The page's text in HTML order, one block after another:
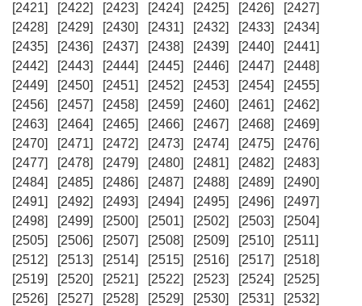
[2421]
[2422] [2423] [2424] [2425] [2426]
[2427]
[2428]
[2429] [2430] [2431] [2432] [2433]
[2434]
[2435]
[2436] [2437] [2438] [2439] [2440]
[2441]
[2442]
[2443] [2444] [2445] [2446] [2447]
[2448]
[2449]
[2450] [2451] [2452] [2453] [2454]
[2455]
[2456]
[2457] [2458] [2459] [2460] [2461]
[2462]
[2463]
[2464] [2465] [2466] [2467] [2468]
[2469]
[2470]
[2471] [2472] [2473] [2474] [2475]
[2476]
[2477]
[2478] [2479] [2480] [2481] [2482]
[2483]
[2484]
[2485] [2486] [2487] [2488] [2489]
[2490]
[2491]
[2492] [2493] [2494] [2495] [2496]
[2497]
[2498]
[2499] [2500] [2501] [2502] [2503]
[2504]
[2505]
[2506] [2507] [2508] [2509] [2510]
[2511]
[2512]
[2513] [2514] [2515] [2516] [2517]
[2518]
[2519]
[2520] [2521] [2522] [2523] [2524]
[2525]
[2526]
[2527] [2528] [2529] [2530] [2531]
[2532]